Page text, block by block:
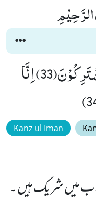
فَاِنَّهُمْ یَوْمَىٕذٍ فِی الْعَذَابِ مُشْتَرِكُوْنَ(33) اِنَّا
Kanz ul Iman
میں شریک ہیں ۔